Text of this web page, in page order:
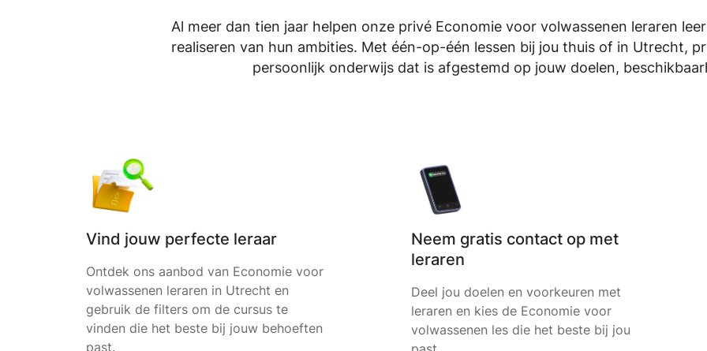
Al meer dan tien jaar helpen onze privé Economie voor volwassenen leraren
realiseren van hun ambities. Met één-op-één lessen bij jou thuis of in Utrecht,
persoonlijk onderwijs dat is afgestemd op jouw doelen,
Vind jouw perfecte leraar
Ontdek ons aanbod van Economie voor
volwassenen leraren in Utrecht en
gebruik de filters om de cursus te
vinden die het beste bij jouw behoeften
past.
Neem gratis contact op met
leraren
Deel jou doelen en voorkeuren met
leraren en kies de Economie voor
volwassenen les die het beste bij jou